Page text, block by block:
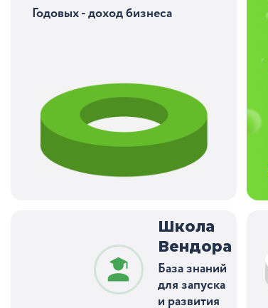
Годовых - доход бизнеса
Школа
Вендора
База знаний
для запуска
и развития